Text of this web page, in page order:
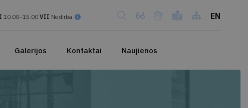
10.00–15.00 VII Nedirba EN
Galerijos Kontaktai Naujienos